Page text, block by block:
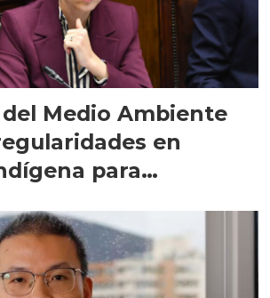
Medio Ambiente
en
para